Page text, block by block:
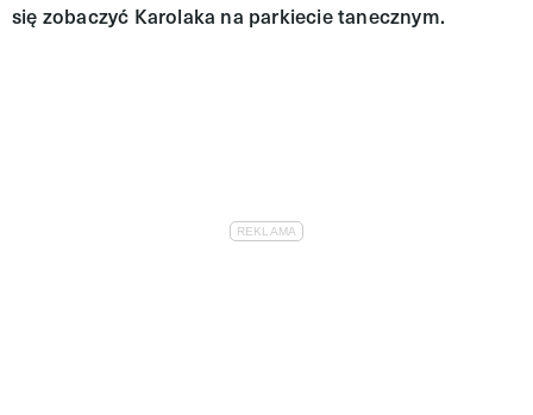
się zobaczyć Karolaka na parkiecie tanecznym.